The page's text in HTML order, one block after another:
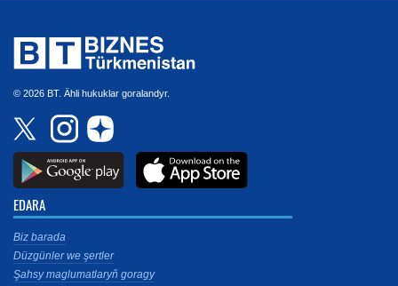
© 2026 BT. Ähli hukuklar goralandyr.
EDARA
Biz barada
Düzgünler we şertler
Şahsy maglumatlaryň goragy